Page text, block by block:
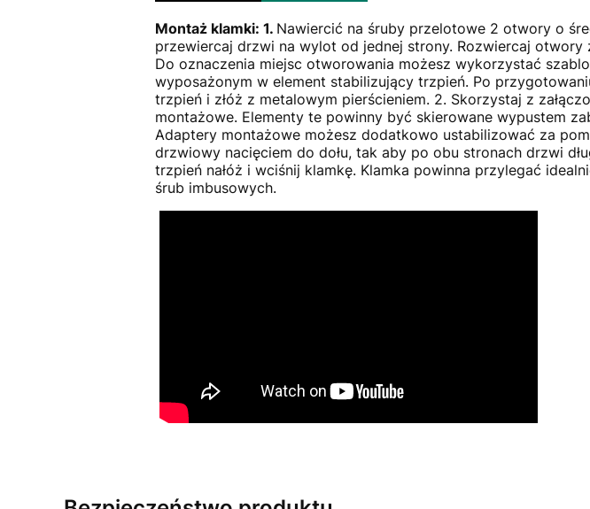
Montaż klamki: 1. Nawiercić na śruby przelotowe 2 otwory o
przewiercaj drzwi na wylot od jednej strony. Rozwiercaj
Do oznaczenia miejsc otworowania możesz wykorzystać
wyposażonym w element stabilizujący trzpień. Po
trzpień i złóż z metalowym pierścieniem. 2. Skorzystaj z
montażowe. Elementy te powinny być skierowane wypustem
Adaptery montażowe możesz dodatkowo ustabilizować za
drzwiowy nacięciem do dołu, tak aby po obu stronach drzwi
trzpień nałóż i wciśnij klamkę. Klamka powinna przylegać
śrub imbusowych.